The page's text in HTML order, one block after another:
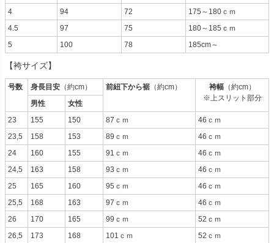
4
94 72
175～180ｃｍ
4.5
97 75
180～185ｃｍ
5
100 78 185cm～
【袴サイズ】
号数 身長目安 （約cm） 前紐下から裾 （約cm） 袴幅（約cm）
※上スリット部分
男性
女性
23
155 150 87ｃｍ
46ｃｍ
23,5
158 153 89ｃｍ
46ｃｍ
24
160 155 91ｃｍ
46ｃｍ
24,5
163 158 93ｃｍ
46ｃｍ
25
165 160 95ｃｍ
46ｃｍ
25,5
168 163 97ｃｍ
46ｃｍ
26
170 165 99ｃｍ
52ｃｍ
26,5
173 168 101ｃｍ
52ｃｍ